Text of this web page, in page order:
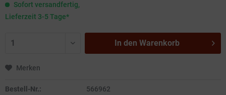
Sofort versandfertig,
Lieferzeit 3-5 Tage*
In den Warenkorb
Merken
Bestell-Nr.:
566962